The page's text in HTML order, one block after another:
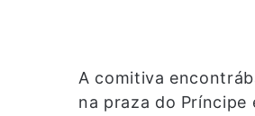
A comitiva
na praza do Príncipe